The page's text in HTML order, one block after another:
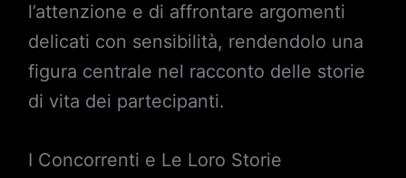
l’attenzione e di affrontare argomenti
delicati con sensibilità, rendendolo una
figura centrale nel racconto delle storie
di vita dei partecipanti.
I Concorrenti e Le Loro Storie